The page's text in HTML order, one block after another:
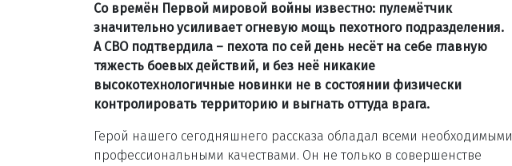
Со времён Первой мировой войны известно: пулемётчик
значительно усиливает огневую мощь пехотного подразделения.
А СВО подтвердила – пехота по сей день несёт на себе главную
тяжесть боевых действий, и без неё никакие
высокотехнологичные новинки не в состоянии физически
контролировать территорию и выгнать оттуда врага.
Герой нашего сегодняшнего рассказа обладал всеми необходимыми
профессиональными качествами. Он не только в совершенстве